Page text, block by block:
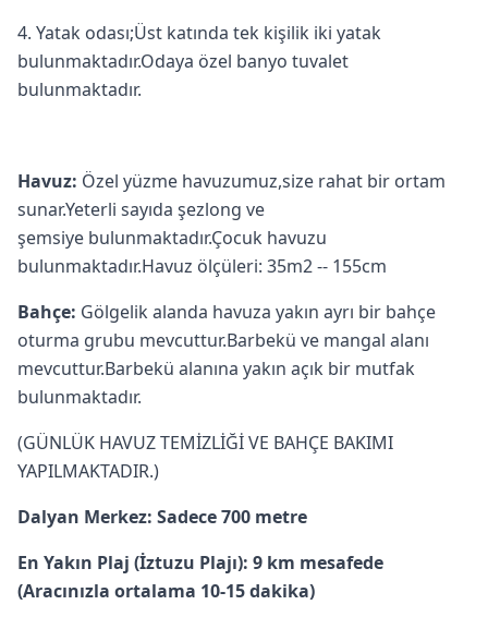
4. Yatak odası;Üst katında tek kişilik iki yatak
bulunmaktadır.Odaya özel banyo tuvalet
bulunmaktadır.
Havuz: Özel yüzme havuzumuz,size rahat bir ortam
sunar.Yeterli sayıda şezlong ve
şemsiye bulunmaktadır.Çocuk havuzu
bulunmaktadır.Havuz ölçüleri: 35m2 -- 155cm
Bahçe: Gölgelik alanda havuza yakın ayrı bir bahçe
oturma grubu mevcuttur.Barbekü ve mangal alanı
mevcuttur.Barbekü alanına yakın açık bir mutfak
bulunmaktadır.
(GÜNLÜK HAVUZ TEMİZLİĞİ VE BAHÇE BAKIMI
YAPILMAKTADIR.)
Dalyan Merkez: Sadece 700 metre
En Yakın Plaj (İztuzu Plajı): 9 km mesafede
(Aracınızla ortalama 10-15 dakika)